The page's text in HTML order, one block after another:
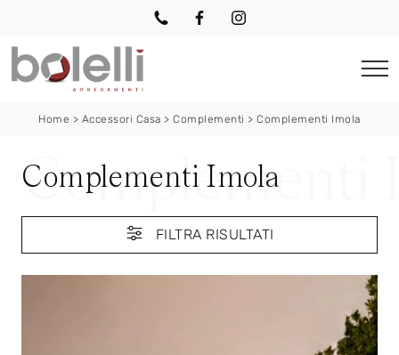
Home > Accessori Casa >Complementi >Complementi Imola
Complementi Imola
FILTRA RISULTATI